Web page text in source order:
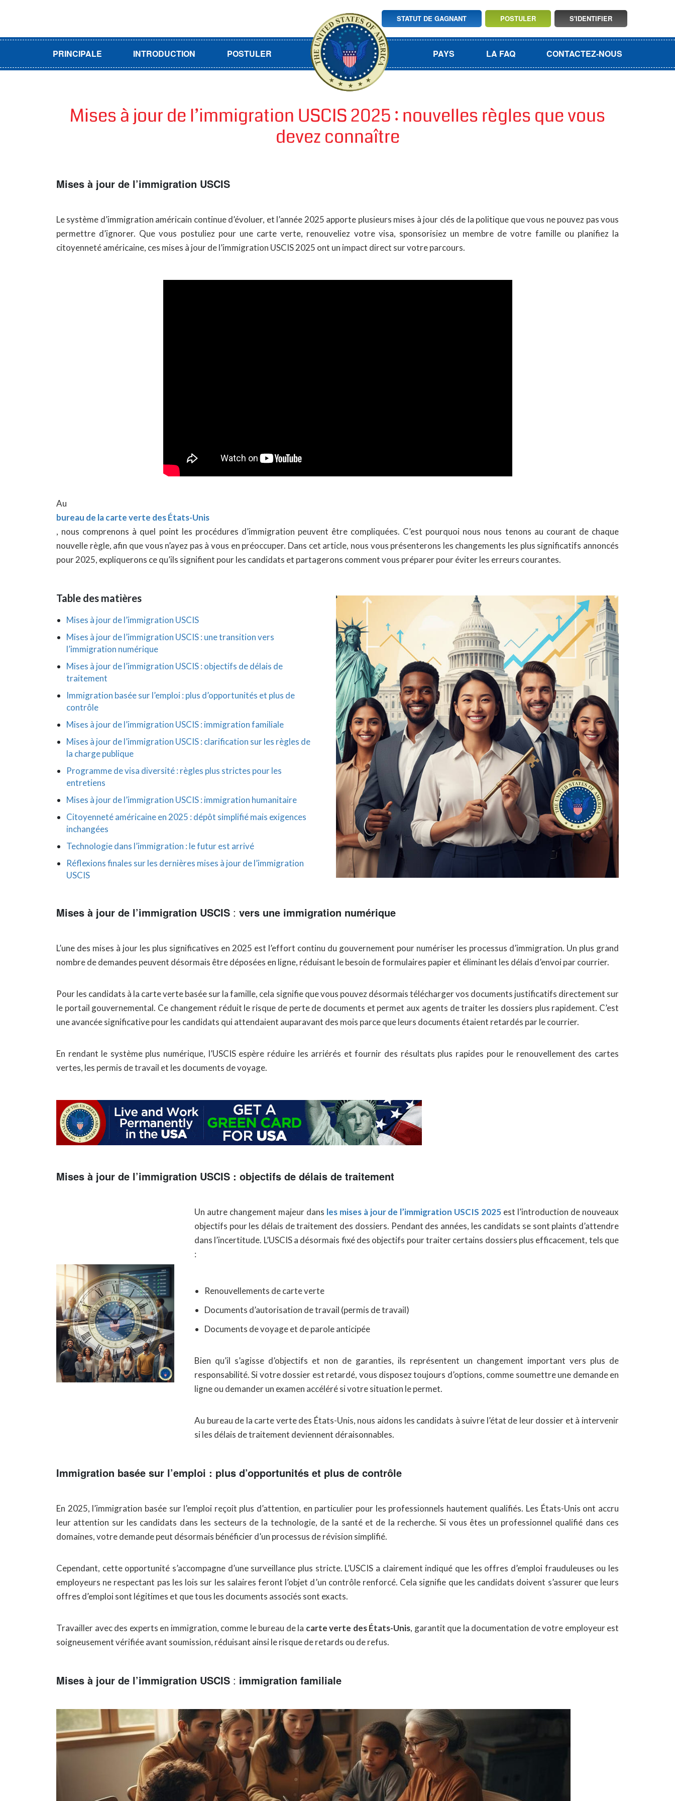
STATUT DE GAGNANT POSTULER S'IDENTIFIER
PRINCIPALE INTRODUCTION POSTULER PAYS LA FAQ CONTACTEZ-NOUS
Mises à jour de l’immigration USCIS 2025 : nouvelles règles que vous
devez connaître
Mises à jour de l’immigration USCIS
Le système d’immigration américain continue d’évoluer, et l’année 2025 apporte plusieurs mises à jour clés de la politique que vous ne pouvez pas vous
permettre d’ignorer. Que vous postuliez pour une carte verte, renouveliez votre visa, sponsorisiez un membre de votre famille ou planifiez la
citoyenneté américaine, ces mises à jour de l’immigration USCIS 2025 ont un impact direct sur votre parcours.
Au
bureau de la carte verte des États-Unis
, nous comprenons à quel point les procédures d’immigration peuvent être compliquées. C’est pourquoi nous nous tenons au courant de chaque
nouvelle règle, afin que vous n’ayez pas à vous en préoccuper. Dans cet article, nous vous présenterons les changements les plus significatifs annoncés
pour 2025, expliquerons ce qu’ils signifient pour les candidats et partagerons comment vous préparer pour éviter les erreurs courantes.
Table des matières
Mises à jour de l’immigration USCIS
Mises à jour de l’immigration USCIS : une transition vers
l’immigration numérique
Mises à jour de l’immigration USCIS : objectifs de délais de
traitement
Immigration basée sur l’emploi : plus d’opportunités et plus de
contrôle
Mises à jour de l’immigration USCIS : immigration familiale
Mises à jour de l’immigration USCIS : clarification sur les règles de
la charge publique
Programme de visa diversité : règles plus strictes pour les
entretiens
Mises à jour de l’immigration USCIS : immigration humanitaire
Citoyenneté américaine en 2025 : dépôt simplifié mais exigences
inchangées
Technologie dans l’immigration : le futur est arrivé
Réflexions finales sur les dernières mises à jour de l’immigration
USCIS
Mises à jour de l’immigration USCIS : vers une immigration numérique
L’une des mises à jour les plus significatives en 2025 est l’effort continu du gouvernement pour numériser les processus d’immigration. Un plus grand
nombre de demandes peuvent désormais être déposées en ligne, réduisant le besoin de formulaires papier et éliminant les délais d’envoi par courrier.
Pour les candidats à la carte verte basée sur la famille, cela signifie que vous pouvez désormais télécharger vos documents justificatifs directement sur
le portail gouvernemental. Ce changement réduit le risque de perte de documents et permet aux agents de traiter les dossiers plus rapidement. C’est
une avancée significative pour les candidats qui attendaient auparavant des mois parce que leurs documents étaient retardés par le courrier.
En rendant le système plus numérique, l’USCIS espère réduire les arriérés et fournir des résultats plus rapides pour le renouvellement des cartes
vertes, les permis de travail et les documents de voyage.
Mises à jour de l’immigration USCIS : objectifs de délais de traitement
Un autre changement majeur dans les mises à jour de l’immigration USCIS 2025 est l’introduction de nouveaux
objectifs pour les délais de traitement des dossiers. Pendant des années, les candidats se sont plaints d’attendre
dans l’incertitude. L’USCIS a désormais fixé des objectifs pour traiter certains dossiers plus efficacement, tels que
:
Renouvellements de carte verte
Documents d’autorisation de travail (permis de travail)
Documents de voyage et de parole anticipée
Bien qu’il s’agisse d’objectifs et non de garanties, ils représentent un changement important vers plus de
responsabilité. Si votre dossier est retardé, vous disposez toujours d’options, comme soumettre une demande en
ligne ou demander un examen accéléré si votre situation le permet.
Au bureau de la carte verte des États-Unis, nous aidons les candidats à suivre l’état de leur dossier et à intervenir
si les délais de traitement deviennent déraisonnables.
Immigration basée sur l’emploi : plus d’opportunités et plus de contrôle
En 2025, l’immigration basée sur l’emploi reçoit plus d’attention, en particulier pour les professionnels hautement qualifiés. Les États-Unis ont accru
leur attention sur les candidats dans les secteurs de la technologie, de la santé et de la recherche. Si vous êtes un professionnel qualifié dans ces
domaines, votre demande peut désormais bénéficier d’un processus de révision simplifié.
Cependant, cette opportunité s’accompagne d’une surveillance plus stricte. L’USCIS a clairement indiqué que les offres d’emploi frauduleuses ou les
employeurs ne respectant pas les lois sur les salaires feront l’objet d’un contrôle renforcé. Cela signifie que les candidats doivent s’assurer que leurs
offres d’emploi sont légitimes et que tous les documents associés sont exacts.
Travailler avec des experts en immigration, comme le bureau de la carte verte des États-Unis, garantit que la documentation de votre employeur est
soigneusement vérifiée avant soumission, réduisant ainsi le risque de retards ou de refus.
Mises à jour de l’immigration USCIS : immigration familiale